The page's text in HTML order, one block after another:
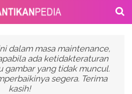
dalam masa maintenance,
ada ketidakteraturan
gambar yang tidak muncul.
segera. Terima
kasih!